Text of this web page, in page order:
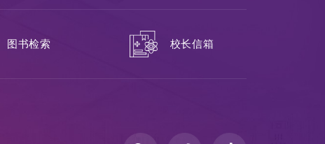
图书检索 校长信箱